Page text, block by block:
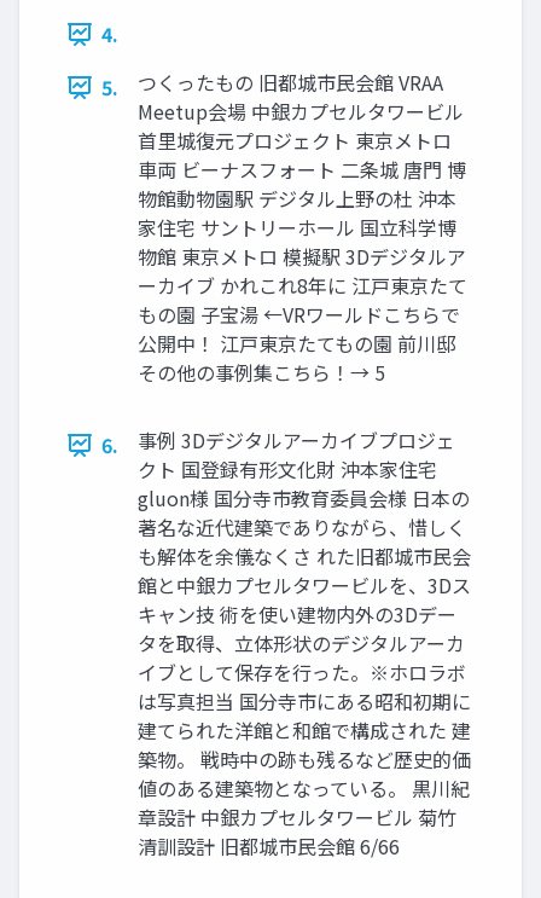
4.
5.
つくったもの 旧都城市民会館 VRAA
Meetup会場 中銀カプセルタワービル
首里城復元プロジェクト 東京メトロ
車両 ビーナスフォート 二条城 唐門 博
物館動物園駅 デジタル上野の杜 沖本
家住宅 サントリーホール 国立科学博
物館 東京メトロ 模擬駅 3Dデジタルア
ーカイブ かれこれ8年に 江戸東京たて
もの園 子宝湯 ←VRワールドこちらで
公開中！ 江戸東京たてもの園 前川邸
その他の事例集こちら！→ 5
6.
事例 3Dデジタルアーカイブプロジェ
クト 国登録有形文化財 沖本家住宅
gluon様 国分寺市教育委員会様 日本の
著名な近代建築でありながら、惜しく
も解体を余儀なくさ れた旧都城市民会
館と中銀カプセルタワービルを、3Dス
キャン技 術を使い建物内外の3Dデー
タを取得、立体形状のデジタルアーカ
イブとして保存を行った。※ホロラボ
は写真担当 国分寺市にある昭和初期に
建てられた洋館と和館で構成された 建
築物。 戦時中の跡も残るなど歴史的価
値のある建築物となっている。 黒川紀
章設計 中銀カプセルタワービル 菊竹
清訓設計 旧都城市民会館 6/66